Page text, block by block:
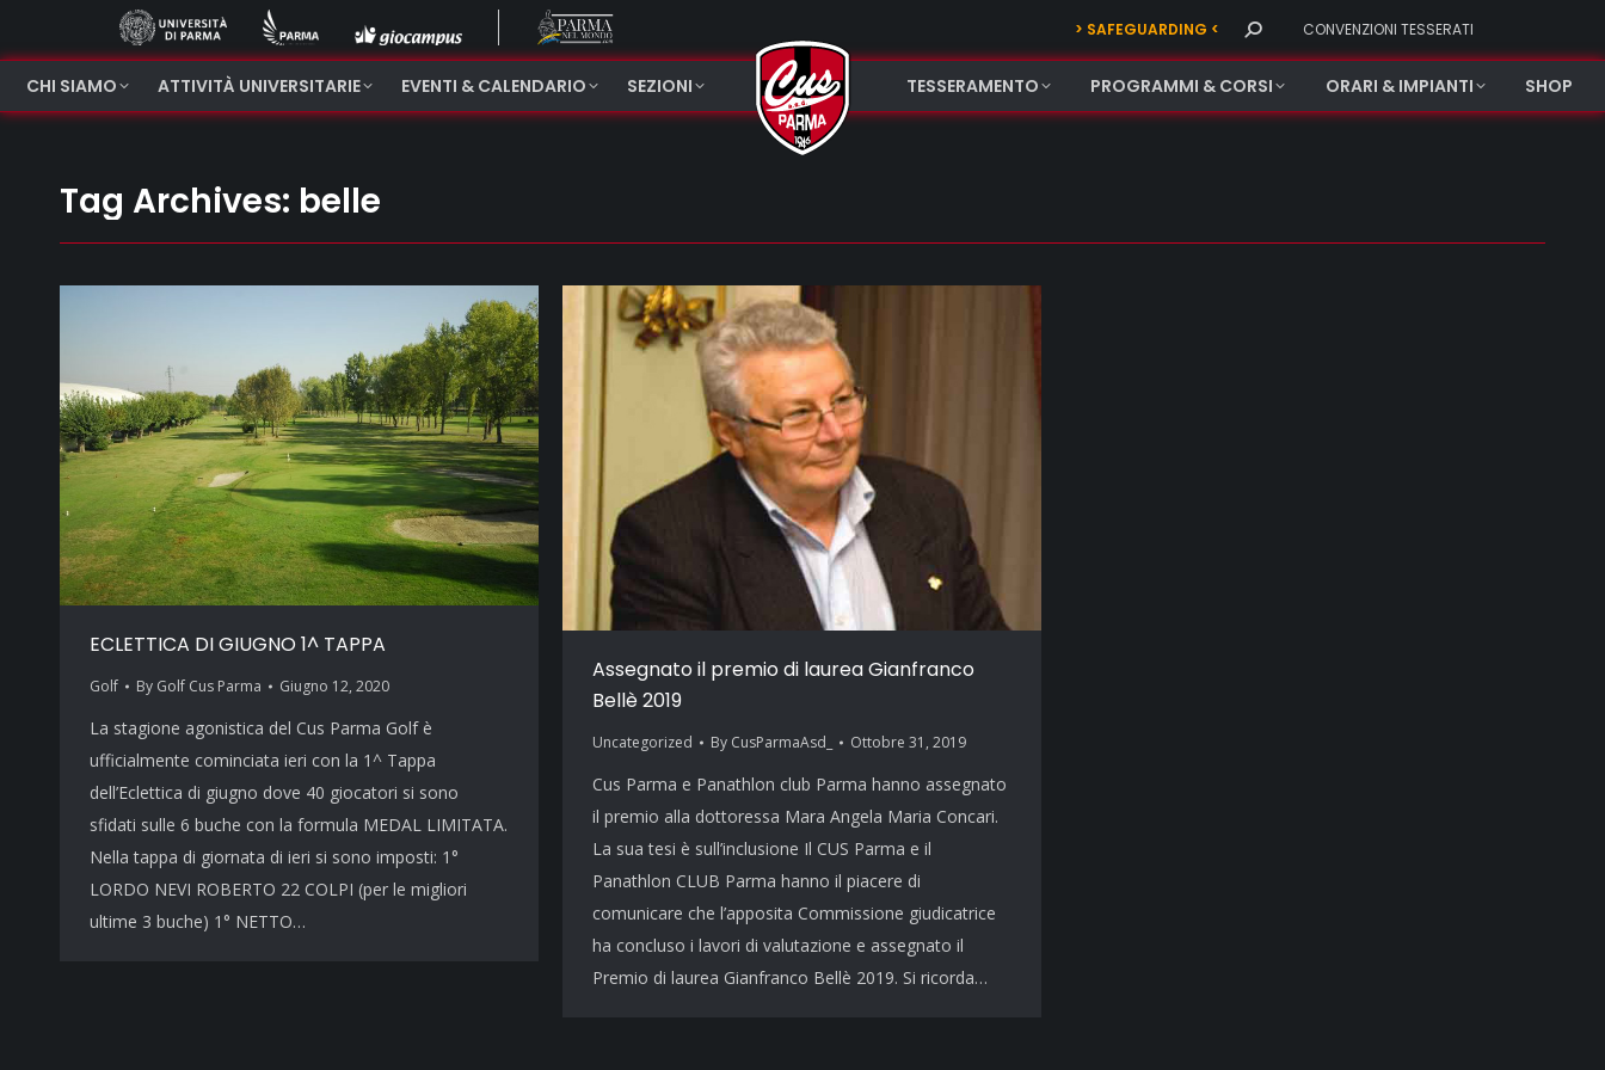
> SAFEGUARDING < Search: CONVENZIONI TESSERATI
CHI SIAMO ATTIVITÀ UNIVERSITARIE EVENTI & CALENDARIO SEZIONI TESSERAMENTO PROGRAMMI & CORSI ORARI & IMPIANTI SHOP
Tag Archives: belle
ECLETTICA DI GIUGNO 1^ TAPPA
Golf By Golf Cus Parma Giugno 12, 2020
La stagione agonistica del Cus Parma Golf è
ufficialmente cominciata ieri con la 1^ Tappa
dell’Eclettica di giugno dove 40 giocatori si sono
sfidati sulle 6 buche con la formula MEDAL LIMITATA.
Nella tappa di giornata di ieri si sono imposti: 1°
LORDO NEVI ROBERTO 22 COLPI (per le migliori
ultime 3 buche) 1° NETTO…
Assegnato il premio di laurea Gianfranco
Bellè 2019
Uncategorized By CusParmaAsd_ Ottobre 31, 2019
Cus Parma e Panathlon club Parma hanno assegnato
il premio alla dottoressa Mara Angela Maria Concari.
La sua tesi è sull’inclusione Il CUS Parma e il
Panathlon CLUB Parma hanno il piacere di
comunicare che l’apposita Commissione giudicatrice
ha concluso i lavori di valutazione e assegnato il
Premio di laurea Gianfranco Bellè 2019. Si ricorda…